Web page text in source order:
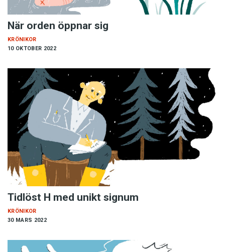
När orden öppnar sig
10 OKTOBER 2022
KRÖNIKOR
Tidlöst H med unikt signum
30 MARS 2022
KRÖNIKOR